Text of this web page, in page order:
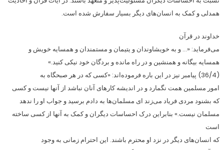
همدلی و کمک به انسان‌های دیگر بسیار سفارش شده است.
خداوند در قرآن
می‌فرماید: «… و به خویشاوندان و یتیمان و مستمندان و همسایه خویش و
همسایه بیگانه و همنشین و در راه ‏مانده و بردگان خود نیکی کنید.»
(36‌‌/‌‌4) پیامبر نیز در این باره فرموده‌اند: «کسی که در هر صبحگاه به
امور مسلمین همت نگمارد و در اندیشه کارهای آنان نباشد از آنها نیست و کسی
که بشنود مردی فریاد می‌زند ای مسلمان‌ها به دادم برسید و جواب او را ندهد
مسلمان نیست.» بنابراین درک احساسات دیگران و کمک به آنها از کسی ساخته
است
که انسان‌های دیگر در نزد او محترم باشند. این احترام زمانی به وجود